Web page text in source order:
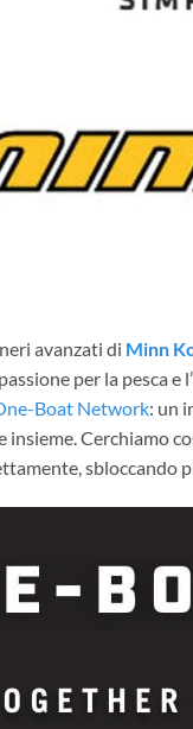
avanzati di Minn
per la pesca e
Boat Network: un
insieme. Cerchiamo
sbloccando